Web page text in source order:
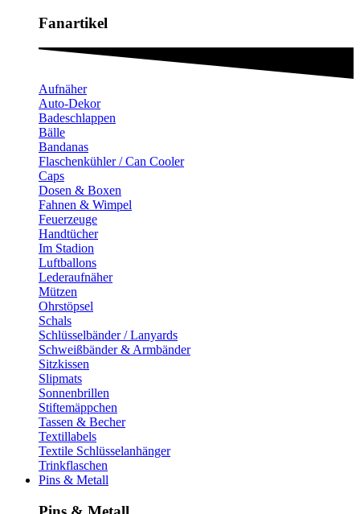
Fanartikel​
Aufnäher
Auto-Dekor
Badeschlappen
Bälle
Bandanas
Flaschenkühler / Can Cooler
Caps
Dosen & Boxen
Fahnen & Wimpel
Feuerzeuge
Handtücher
Im Stadion
Luftballons
Lederaufnäher
Mützen
Ohrstöpsel
Schals
Schlüsselbänder / Lanyards
Schweißbänder & Armbänder
Sitzkissen
Slipmats
Sonnenbrillen
Stiftemäppchen
Tassen & Becher
Textillabels
Textile Schlüsselanhänger
Trinkflaschen
Pins & Metall